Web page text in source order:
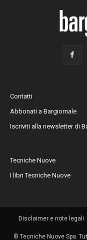
Contatti
Abbonati a Bargiornale
Iscriviti alla newsletter di
Tecniche Nuove
I libri Tecniche Nuove
Disclaimer e note legali
© Tecniche Nuove Spa.